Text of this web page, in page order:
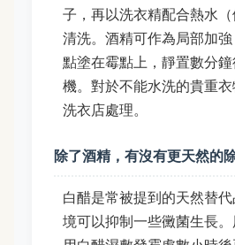
子，再以洗衣精配合熱水（
清洗。酒精可作為局部加
點塗在霉點上，靜置數分
機。對於不能水洗的貴重
洗衣店處理。
除了酒精，有沒有更天然的
白醋是常被提到的天然替
境可以抑制一些黴菌生長。